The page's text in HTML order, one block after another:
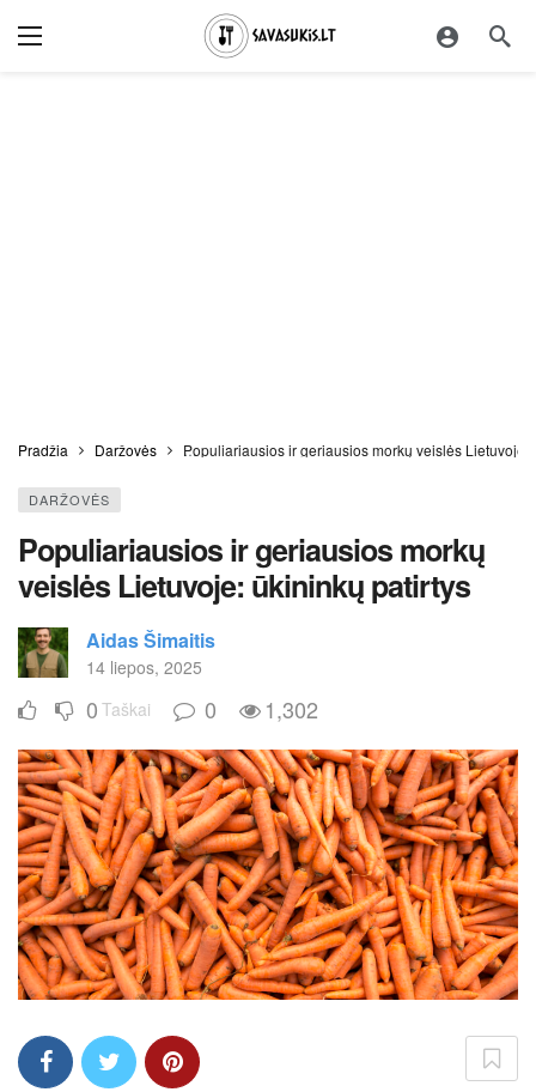
Pradžia Daržovės Populiariausios ir geriausios morkų veislės Lietuvoje:
DARŽOVĖS
Populiariausios ir geriausios morkų
veislės Lietuvoje: ūkininkų patirtys
Aidas Šimaitis
14 liepos, 2025
0 Taškai 0 1,302